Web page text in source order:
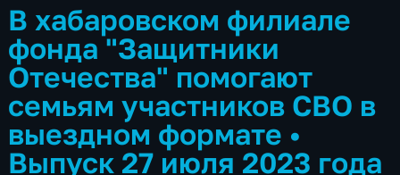
В хабаровском филиале
фонда "Защитники
Отечества" помогают
семьям участников СВО в
выездном формате •
Выпуск 27 июля 2023 года